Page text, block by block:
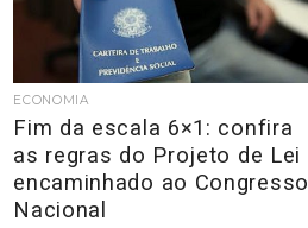
ECONOMIA
Fim da escala 6×1: confira
as regras do Projeto de Lei
encaminhado ao Congresso
Nacional